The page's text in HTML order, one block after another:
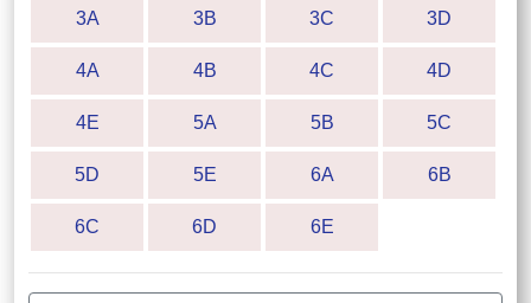
3A 3B 3C 3D
4A 4B 4C 4D
4E 5A 5B 5C
5D 5E 6A 6B
6C 6D 6E